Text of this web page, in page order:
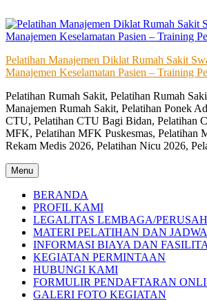
to
content
Pelatihan Manajemen Diklat Rumah Sakit
Manajemen Keselamatan Pasien – Training
Pelatihan Rumah Sakit, Pelatihan Rumah
Manajemen Rumah Sakit, Pelatihan Ponek
CTU, Pelatihan CTU Bagi Bidan, Pelatihan
MFK, Pelatihan MFK Puskesmas, Pelatihan
Rekam Medis 2026, Pelatihan Nicu 2026,
Menu
BERANDA
PROFIL KAMI
LEGALITAS LEMBAGA/
MATERI PELATIHAN DAN
INFORMASI BIAYA DAN
KEGIATAN PERMINTAAN
HUBUNGI KAMI
FORMULIR PENDAFTARAN
GALERI FOTO KEGIATAN